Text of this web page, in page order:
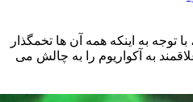
توجه به اینکه همه آن ها تخمگذار
به آکواریوم را به چالش می